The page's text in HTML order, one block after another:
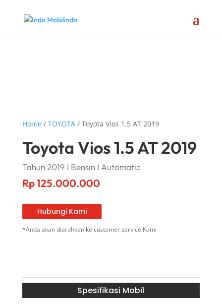
Home/ TOYOTA/ Toyota Vios 1.5 AT 2019
Toyota Vios 1.5 AT 2019
Tahun 2019 I Bensin I Automatic
Rp125.000.000
Hubungi Kami
*Anda akan diarahkan ke customer service Kami
Spesifikasi Mobil